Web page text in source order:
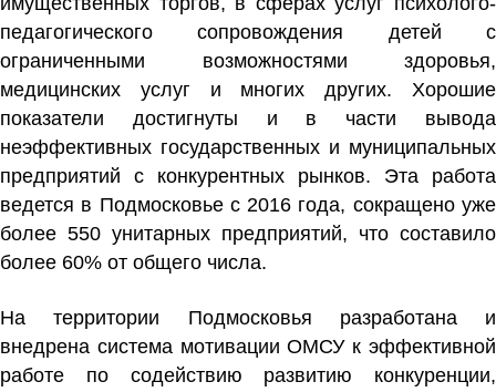
педагогического сопровождения детей с
ограниченными возможностями здоровья,
медицинских услуг и многих других. Хорошие
показатели достигнуты и в части вывода
неэффективных государственных и муниципальных
предприятий с конкурентных рынков. Эта работа
ведется в Подмосковье с 2016 года, сокращено уже
более 550 унитарных предприятий, что составило
более 60% от общего числа.
На территории Подмосковья разработана и
внедрена система мотивации ОМСУ к эффективной
работе по содействию развитию конкуренции,